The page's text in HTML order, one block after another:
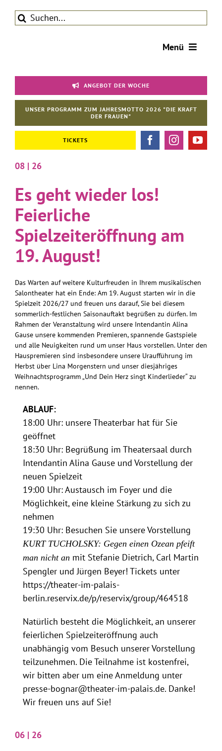
InhaltSuche
Menü
Theater
Aktuelles
Förderverein
Kontakt | Service
ANGEBOT DER WOCHE
UNSER PROGRAMM ZUM JAHRESMOTTO 2026 "DIE KRAFT
DER FRAUEN"
TICKETS
08 | 26
Es geht wieder los!
Feierliche
Spielzeiteröffnung am
19. August!
Das Warten auf weitere Kulturfreuden in Ihrem musikalischen
Salontheater hat ein Ende: Am 19. August starten wir in die
Spielzeit 2026/27 und freuen uns darauf, Sie bei diesem
sommerlich-festlichen Saisonauftakt begrüßen zu dürfen. Im
Rahmen der Veranstaltung wird unsere Intendantin Alina
Gause unsere kommenden Premieren, spannende Gastspiele
und alle Neuigkeiten rund um unser Haus vorstellen. Unter den
Hauspremieren sind insbesondere unsere Uraufführung im
Herbst über Lina Morgenstern und unser diesjähriges
Weihnachtsprogramm „Und Dein Herz singt Kinderlieder“ zu
nennen.
ABLAUF:
18:00 Uhr: unsere Theaterbar hat für Sie
geöffnet
18:30 Uhr: Begrüßung im Theatersaal durch
Intendantin Alina Gause und Vorstellung der
neuen Spielzeit
19:00 Uhr: Austausch im Foyer und die
Möglichkeit, eine kleine Stärkung zu sich zu
nehmen
19:30 Uhr: Besuchen Sie unsere Vorstellung
KURT TUCHOLSKY: Gegen einen Ozean pfeift
man nicht an mit Stefanie Dietrich, Carl Martin
Spengler und Jürgen Beyer! Tickets unter
https://theater-im-palais-
berlin.reservix.de/p/reservix/group/464518
Natürlich besteht die Möglichkeit, an unserer
feierlichen Spielzeiteröffnung auch
unabhängig vom Besuch unserer Vorstellung
teilzunehmen. Die Teilnahme ist kostenfrei,
wir bitten aber um eine Anmeldung unter
presse-bognar@theater-im-palais.de. Danke!
Wir freuen uns auf Sie!
06 | 26